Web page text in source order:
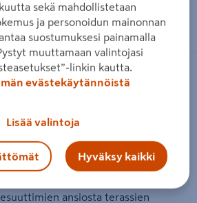
sormilla kosketusnäytöllä
EAN-koodi:4054278513683
liitettävä lisävaruste pienten
puhdistukseen. Roiskesuojan
ansiosta terassien
sekä mahdollistetaan
ja personoidun mainonnan
suostumuksesi painamalla
muuttamaan valintojasi
linkin kautta.
evästekäytännöistä
Lisää valintoja
Hyväksy kaikki